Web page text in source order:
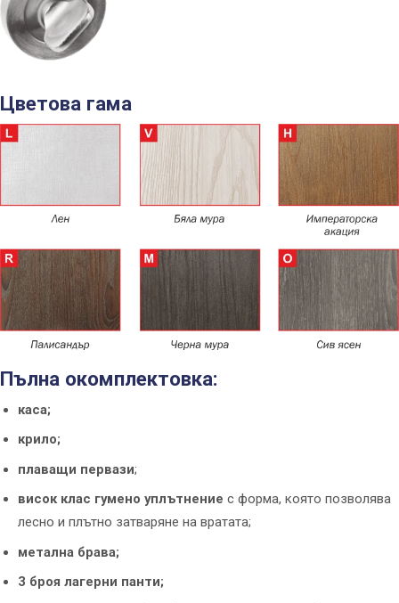
Цветова гама
Пълна окомплектовка:
каса;
крило;
плаващи первази;
висок клас гумено уплътнение с форма, която позволява
лесно и плътно затваряне на вратата;
метална брава;
3 броя лагерни панти;